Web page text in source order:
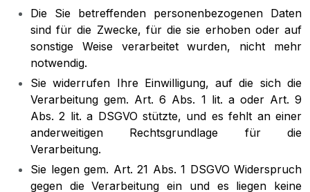
Die Sie betreffenden personenbezogenen Daten
sind für die Zwecke, für die sie erhoben oder auf
sonstige Weise verarbeitet wurden, nicht mehr
notwendig.
Sie widerrufen Ihre Einwilligung, auf die sich die
Verarbeitung gem. Art. 6 Abs. 1 lit. a oder Art. 9
Abs. 2 lit. a DSGVO stützte, und es fehlt an einer
anderweitigen Rechtsgrundlage für die
Verarbeitung.
Sie legen gem. Art. 21 Abs. 1 DSGVO Widerspruch
gegen die Verarbeitung ein und es liegen keine